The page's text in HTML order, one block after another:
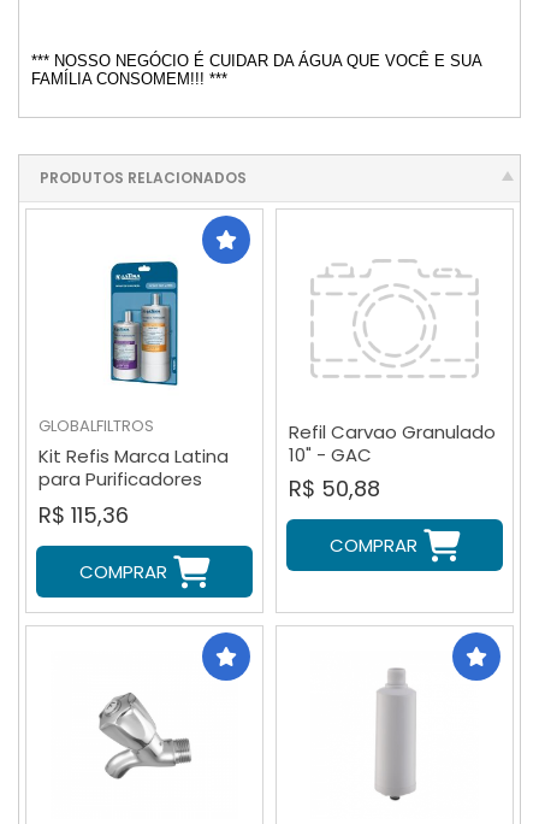
*** NOSSO NEGÓCIO É CUIDAR DA ÁGUA QUE VOCÊ E SUA
FAMÍLIA CONSOMEM!!! ***
PRODUTOS RELACIONADOS
GLOBALFILTROS
Kit Refis Marca Latina
para Purificadores
PA735, P635 e P655
R$ 115,36
COMPRAR
Refil Carvao Granulado
10" - GAC
R$ 50,88
COMPRAR